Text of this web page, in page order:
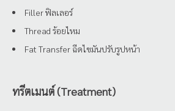
Filler ฟิลเลอร์
Thread ร้อยไหม
Fat Transfer ฉีดไขมันปรับรูปหน้า
ทรีตเมนต์ (Treatment)